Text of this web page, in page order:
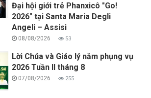
Đại hội giới trẻ Phanxicô "Go!
2026" tại Santa Maria Degli
Angeli – Assisi
08/08/2026 53
Lời Chúa và Giáo lý năm phụng vụ
2026 Tuần II tháng 8
07/08/2026 255